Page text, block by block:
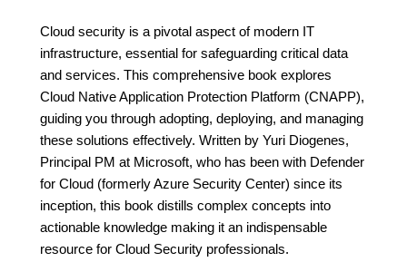
Cloud security is a pivotal aspect of modern IT
infrastructure, essential for safeguarding critical data
and services. This comprehensive book explores
Cloud Native Application Protection Platform (CNAPP),
guiding you through adopting, deploying, and managing
these solutions effectively. Written by Yuri Diogenes,
Principal PM at Microsoft, who has been with Defender
for Cloud (formerly Azure Security Center) since its
inception, this book distills complex concepts into
actionable knowledge making it an indispensable
resource for Cloud Security professionals.